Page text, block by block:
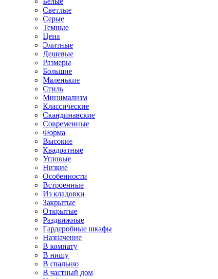
Светлые
Серые
Темные
Цена
Элитные
Дешевые
Размеры
Большие
Маленькие
Стиль
Минимализм
Классические
Скандинавские
Современные
Форма
Высокие
Квадратные
Угловые
Низкие
Особенности
Встроенные
Из кладовки
Закрытые
Открытые
Раздвижные
Гардеробные шкафы
Назначение
В комнату
В нишу
В спальню
В частный дом